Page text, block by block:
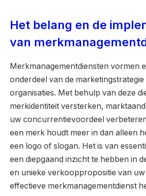
Het belang en de
van
Merkmanagementdiensten vormen
onderdeel van de
organisaties. Met behulp van deze
merkidentiteit versterken,
uw concurrentievoordeel
een merk houdt meer in dan alleen
een logo of slogan. Het is van
een diepgaand inzicht te hebben in
en unieke verkooppropositie van uw
effectieve merkmanagementdienst